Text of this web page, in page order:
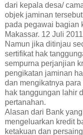
dari kepala desa/
objek jaminan
pada pegawai bagian
Makassar. 12 Juli
Namun jika ditinjau
sertifikat hak
sempurna perjanjian
pengikatan jaminan
dan mengikatnya
hak tanggungan lahir
pertanahan.
Alasan dari Bank
mengeluarkan kredit
ketakuan dan